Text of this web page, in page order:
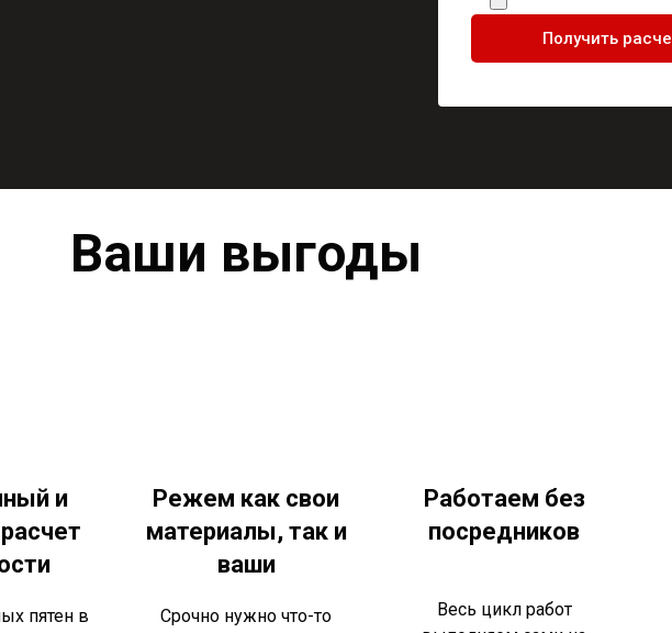
Получить
Ваши выгоды
и
пятен в
Режем как свои
материалы, так и
ваши
Срочно нужно что-то
Работаем без
посредников
Весь цикл работ